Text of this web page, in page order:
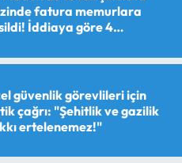
fatura memurlara
İddiaya göre 4
güvenlik görevlileri için
çağrı: "Şehitlik ve gazilik
ertelenemez!"